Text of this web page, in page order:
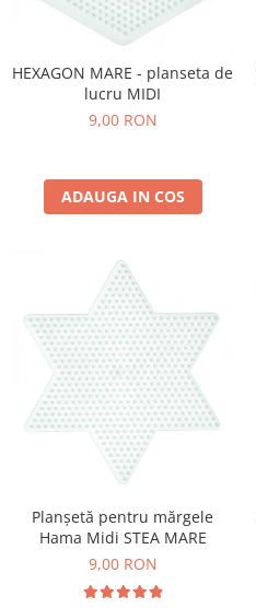
Forme
Joc imaginativ
Jucării interactive
Lumini si culori
Matematica
Pregătire pentru școală
Secventialitate
Sortare si numarare
Stiinte
Mărgele de călcat HAMA
Hama Maxi Sticks
Margele HAMA MAXI
Mărgele HAMA MIDI
Mărgele HAMA MINI
Stimulare senzoriala
Stimulare auditiva
Stimulare olfactivă
HEXAGON MARE - planseta de
lucru MIDI
9,00 RON
ADAUGA IN COS
Planșetă pentru mărgele
Hama Midi STEA MARE
9,00 RON